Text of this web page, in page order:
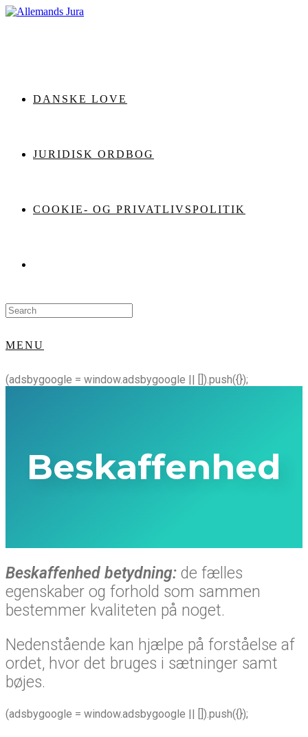
Skip
DANSKE LOVE
JURIDISK ORDBOG
COOKIE- OG PRIVATLIVSPOLITIK
Search
for:
MENU
(adsbygoogle = window.adsbygoogle || []).push({});
Beskaffenhed
Beskaffenhed betydning: de fælles
egenskaber og forhold som sammen
bestemmer kvaliteten på noget.
Nedenstående kan hjælpe på forståelse af
ordet, hvor det bruges i sætninger samt
bøjes.
(adsbygoogle = window.adsbygoogle || []).push({});